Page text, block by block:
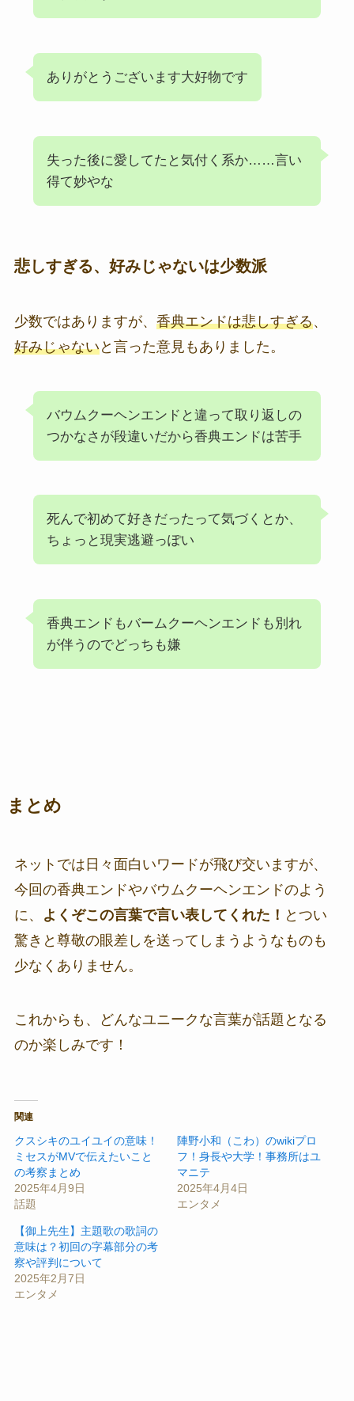
ありがとうございます大好物です
失った後に愛してたと気付く系か……言い
得て妙やな
悲しすぎる、好みじゃないは少数派
少数ではありますが、 香典エンドは悲しすぎる、
好みじゃないと言った意見もありました。
バウムクーヘンエンドと違って取り返しの
つかなさが段違いだから香典エンドは苦手
死んで初めて好きだったって気づくとか、
ちょっと現実逃避っぽい
香典エンド もバームクーヘンエンドも別れ
が伴うのでどっちも嫌
まとめ
ネットでは日々面白いワードが飛び交いますが、
今回の香典エンドやバウムクーヘンエンドのよう
に、
よくぞこの言葉で言い表してくれた！ とつい
驚きと尊敬の眼差しを送ってしまうようなものも
少なくありません。
これからも、どんなユニークな言葉が話題となる
のか楽しみです！
関連
クスシキのユイユイの意味！
ミセスがMVで伝えたいこと
の考察まとめ
2025年4月9日
話題
陣野小和（こわ）のwikiプロ
フ！身長や大学！事務所はユ
マニテ
2025年4月4日
エンタメ
【御上先生】主題歌の歌詞の
意味は？初回の字幕部分の考
察や評判について
2025年2月7日
エンタメ